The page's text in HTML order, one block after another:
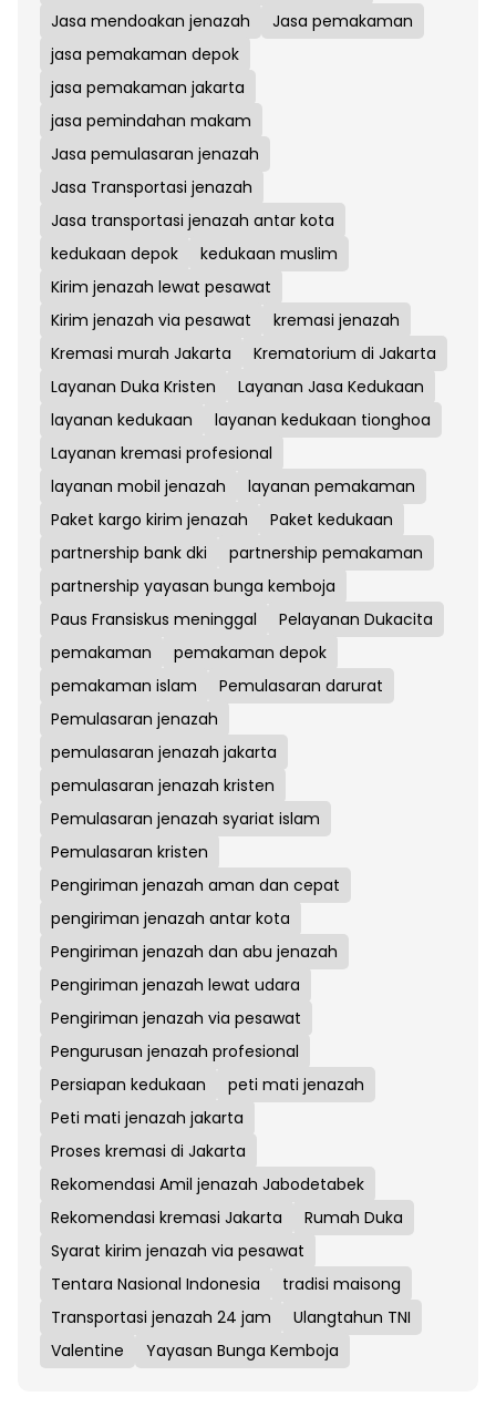
Jasa mendoakan jenazah
Jasa pemakaman
jasa pemakaman depok
jasa pemakaman jakarta
jasa pemindahan makam
Jasa pemulasaran jenazah
Jasa Transportasi jenazah
Jasa transportasi jenazah antar kota
kedukaan depok
kedukaan muslim
Kirim jenazah lewat pesawat
Kirim jenazah via pesawat
kremasi jenazah
Kremasi murah Jakarta
Krematorium di Jakarta
Layanan Duka Kristen
Layanan Jasa Kedukaan
layanan kedukaan
layanan kedukaan tionghoa
Layanan kremasi profesional
layanan mobil jenazah
layanan pemakaman
Paket kargo kirim jenazah
Paket kedukaan
partnership bank dki
partnership pemakaman
partnership yayasan bunga kemboja
Paus Fransiskus meninggal
Pelayanan Dukacita
pemakaman
pemakaman depok
pemakaman islam
Pemulasaran darurat
Pemulasaran jenazah
pemulasaran jenazah jakarta
pemulasaran jenazah kristen
Pemulasaran jenazah syariat islam
Pemulasaran kristen
Pengiriman jenazah aman dan cepat
pengiriman jenazah antar kota
Pengiriman jenazah dan abu jenazah
Pengiriman jenazah lewat udara
Pengiriman jenazah via pesawat
Pengurusan jenazah profesional
Persiapan kedukaan
peti mati jenazah
Peti mati jenazah jakarta
Proses kremasi di Jakarta
Rekomendasi Amil jenazah Jabodetabek
Rekomendasi kremasi Jakarta
Rumah Duka
Syarat kirim jenazah via pesawat
Tentara Nasional Indonesia
tradisi maisong
Transportasi jenazah 24 jam
Ulangtahun TNI
Valentine
Yayasan Bunga Kemboja